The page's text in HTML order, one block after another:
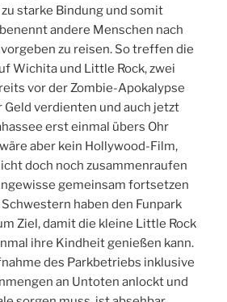
starke Bindung und somit
andere Menschen nach
zu reisen. So treffen die
Wichita und Little Rock, zwei
vor der Zombie-Apokalypse
Geld verdienten und auch jetzt
erst einmal übers Ohr
aber kein Hollywood-Film,
doch noch zusammenraufen
gemeinsam fortsetzen
haben den Funpark
Ziel, damit die kleine Little Rock
ihre Kindheit genießen kann.
des Parkbetriebs inklusive
an Untoten anlockt und